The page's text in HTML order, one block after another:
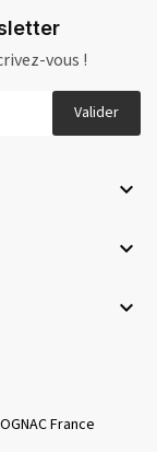
vous !
Valider



France